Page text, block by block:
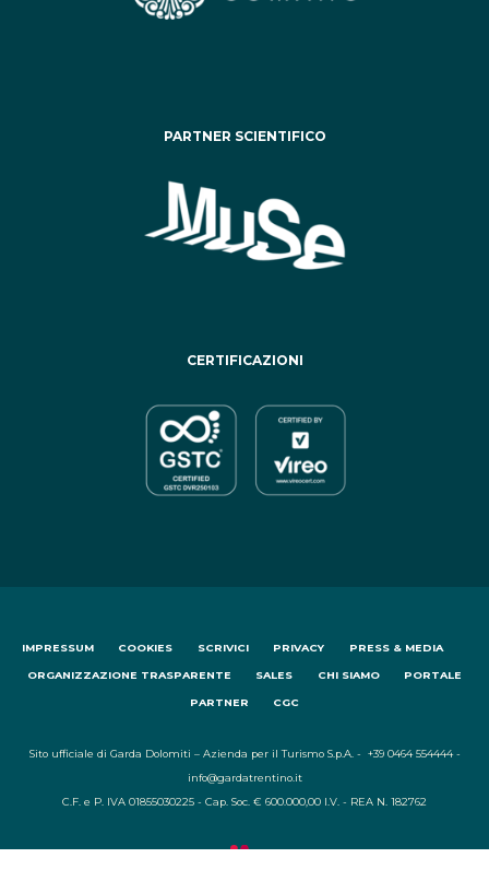
PARTNER SCIENTIFICO
CERTIFICAZIONI
IMPRESSUM COOKIES SCRIVICI PRIVACY PRESS & MEDIA
ORGANIZZAZIONE TRASPARENTE SALES CHI SIAMO PORTALE
PARTNER CGC
Sito ufficiale di Garda Dolomiti – Azienda per il Turismo S.p.A. - +39 0464 554444 -
info@gardatrentino.it
C.F. e P. IVA 01855030225 - Cap. Soc. € 600.000,00 I.V. - REA N. 182762